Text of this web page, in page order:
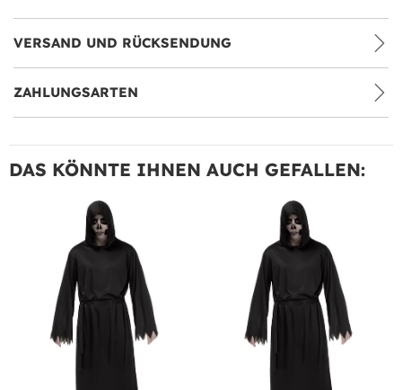
VERSAND UND RÜCKSENDUNG
ZAHLUNGSARTEN
DAS KÖNNTE IHNEN AUCH GEFALLEN: